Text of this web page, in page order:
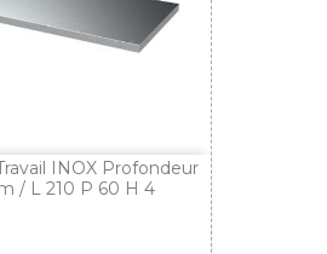
INOX Profondeur
/ L 210 P 60 H 4